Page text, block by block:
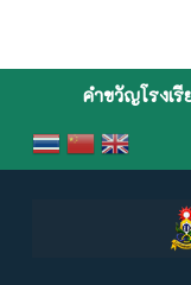
คำขวัญโรงเรี